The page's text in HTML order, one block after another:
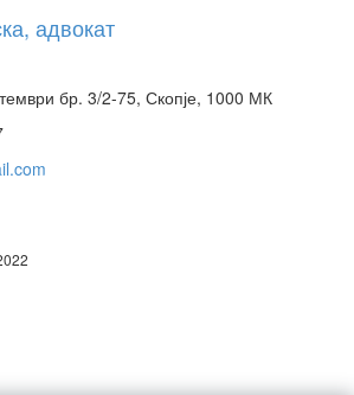
адвокат
бр. 3/2-75, Скопје, 1000 МК